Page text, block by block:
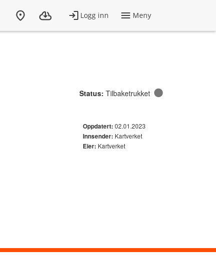
Status: Tilbaketrukket
Oppdatert: 02.01.2023
Innsender: Kartverket
Eier: Kartverket